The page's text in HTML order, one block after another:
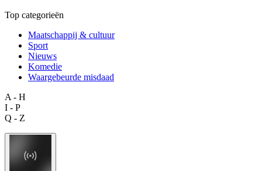
Top categorieën
Maatschappij & cultuur
Sport
Nieuws
Komedie
Waargebeurde misdaad
A - H
I - P
Q - Z